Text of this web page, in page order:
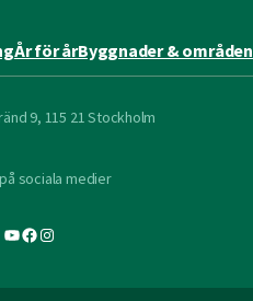
År för årByggnader & områden
9, 115 21 Stockholm
sociala medier
YouTube
Facebook
Instagram